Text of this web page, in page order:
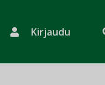
Kirjaudu